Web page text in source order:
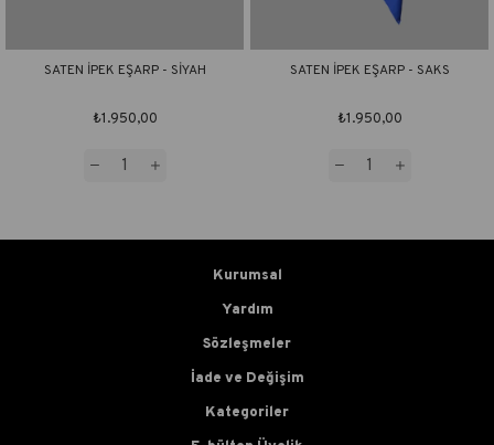
SATEN İPEK EŞARP - SİYAH
₺1.950,00
SATEN İPEK EŞARP - SAKS
₺1.950,00
Kurumsal
Yardım
Sözleşmeler
İade ve Değişim
Kategoriler